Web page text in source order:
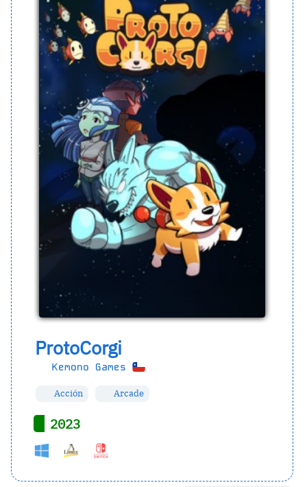
ProtoCorgi
Kemono Games
Acción Arcade
2023